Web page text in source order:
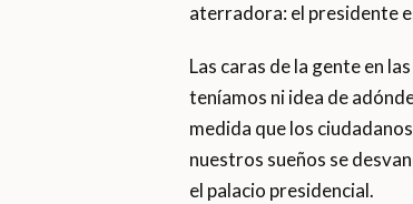
aterradora: el presidente
Las caras de la gente en
teníamos ni idea de
medida que los
nuestros sueños se
el palacio presidencial.